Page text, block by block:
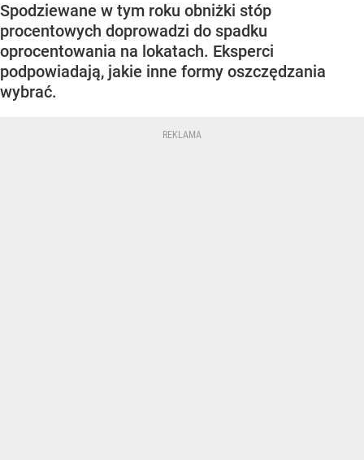
Spodziewane w tym roku obniżki stóp
procentowych doprowadzi do spadku
oprocentowania na lokatach. Eksperci
podpowiadają, jakie inne formy oszczędzania
wybrać.